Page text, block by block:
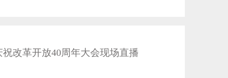
改革开放40周年大会现场直播